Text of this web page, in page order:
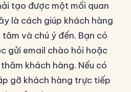
tạo được một mối quan
là cách giúp khách hàng
và chú ý đến. Bạn có
gửi email chào hỏi hoặc
khách hàng. Nếu có
gỡ khách hàng trực tiếp